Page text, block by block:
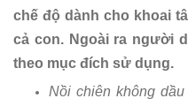
chế độ dành cho khoai
cả con. Ngoài ra người
theo mục đích sử dụng.
Nồi chiên không